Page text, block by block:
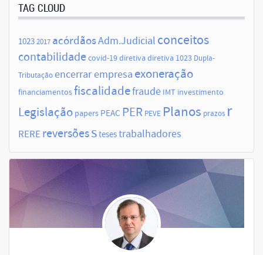
TAG CLOUD
10232017 acórdãosAdm.Judicial conceitos
contabilidade covid-19diretiva diretiva 1023 Dupla-
Tributaçãoencerrar empresa exoneração
financiamentosfiscalidadefraude IMT investimento
Legislação papers PEAC PER PEVE Planos prazos r
RERE reversõesstesestrabalhadores